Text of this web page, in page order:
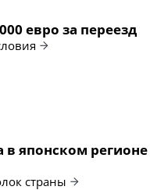
евро за переезд
японском регионе
страны